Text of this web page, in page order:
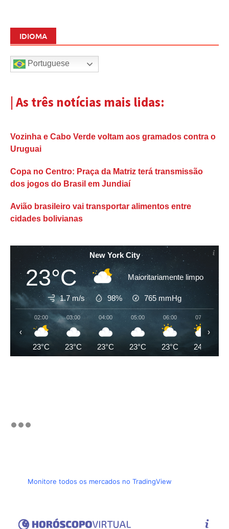
IDIOMA
Portuguese
| As três notícias mais lidas:
Vozinha e Cabo Verde voltam aos gramados contra o
Uruguai
Copa no Centro: Praça da Matriz terá transmissão
dos jogos do Brasil em Jundiaí
Avião brasileiro vai transportar alimentos entre
cidades bolivianas
New York City
23°C Maioritariamente limpo
1.7 m/s 98% 765 mmHg
02:00
23°C
03:00
23°C
04:00
23°C
05:00
23°C
06:00
23°C
07:00
24°C
‹ ›
Monitore todos os mercados no TradingView